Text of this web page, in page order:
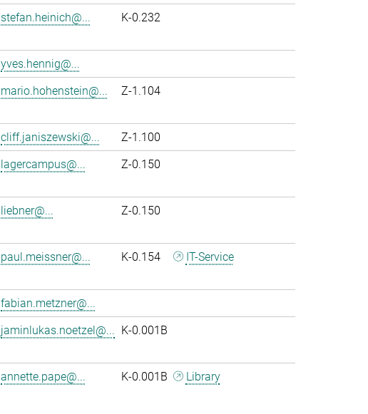
stefan.heinich@... K-0.232
yves.hennig@...
mario.hohenstein@... Z-1.104
cliff.janiszewski@...
Z-1.100
lagercampus@... Z-0.150
liebner@... Z-0.150
paul.meissner@... K-0.154 IT-Service
fabian.metzner@...
jaminlukas.noetzel@... K-0.001B
annette.pape@... K-0.001B Library